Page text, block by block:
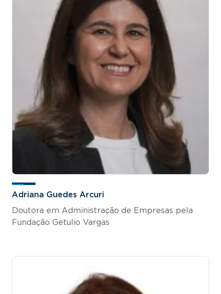
Adriana Guedes Arcuri
Doutora em Administração de Empresas pela
Fundação Getulio Vargas